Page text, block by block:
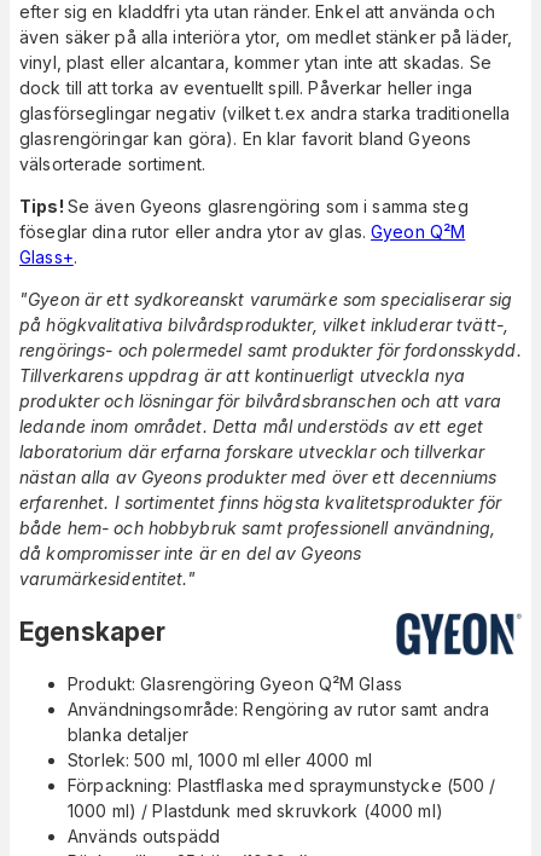
efter sig en kladdfri yta utan ränder. Enkel att använda och
även säker på alla interiöra ytor, om medlet stänker på läder,
vinyl, plast eller alcantara, kommer ytan inte att skadas. Se
dock till att torka av eventuellt spill. Påverkar heller inga
glasförseglingar negativ (vilket t.ex andra starka traditionella
glasrengöringar kan göra). En klar favorit bland Gyeons
välsorterade sortiment.
Tips! Se även Gyeons glasrengöring som i samma steg
föseglar dina rutor eller andra ytor av glas.Gyeon Q²M
Glass+.
"Gyeon är ett sydkoreanskt varumärke som specialiserar sig
på högkvalitativa bilvårdsprodukter, vilket inkluderar tvätt-,
rengörings- och polermedel samt produkter för fordonsskydd.
Tillverkarens uppdrag är att kontinuerligt utveckla nya
produkter och lösningar för bilvårdsbranschen och att vara
ledande inom området. Detta mål understöds av ett eget
laboratorium där erfarna forskare utvecklar och tillverkar
nästan alla av Gyeons produkter med över ett decenniums
erfarenhet. I sortimentet finns högsta kvalitetsprodukter för
både hem- och hobbybruk samt professionell användning,
då kompromisser inte är en del av Gyeons
varumärkesidentitet."
Egenskaper
Produkt: Glasrengöring Gyeon Q²M Glass
Användningsområde: Rengöring av rutor samt andra
blanka detaljer
Storlek: 500 ml, 1000 ml eller 4000 ml
Förpackning: Plastflaska med spraymunstycke (500 /
1000 ml) / Plastdunk med skruvkork (4000 ml)
Används outspädd